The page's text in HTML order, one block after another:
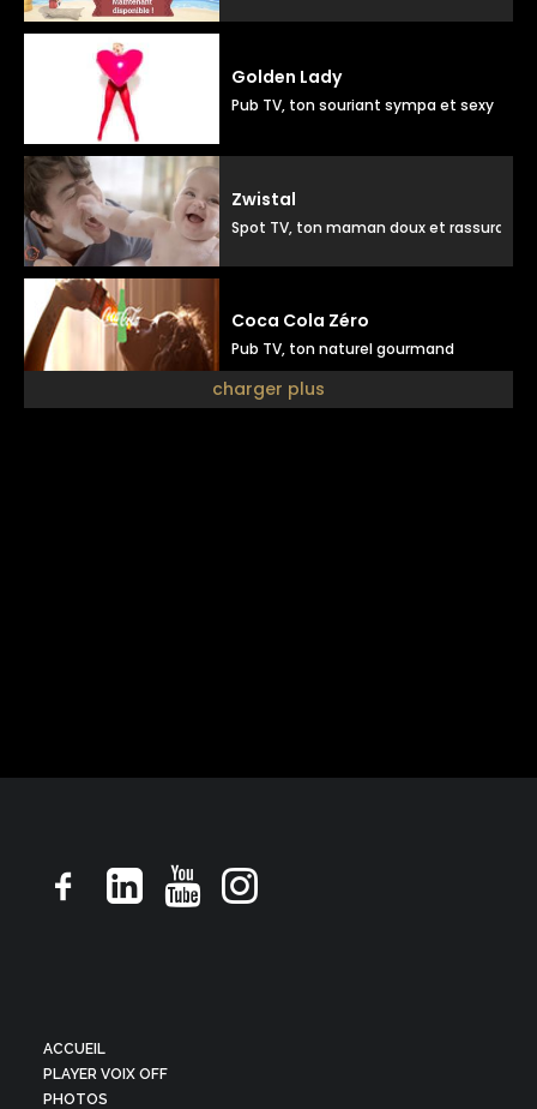
Golden Lady
Pub TV, ton souriant sympa et sexy
Zwistal
Spot TV, ton maman doux et rassurant
Coca Cola Zéro
Pub TV, ton naturel gourmand
charger plus
ACCUEIL
PLAYER VOIX OFF
PHOTOS